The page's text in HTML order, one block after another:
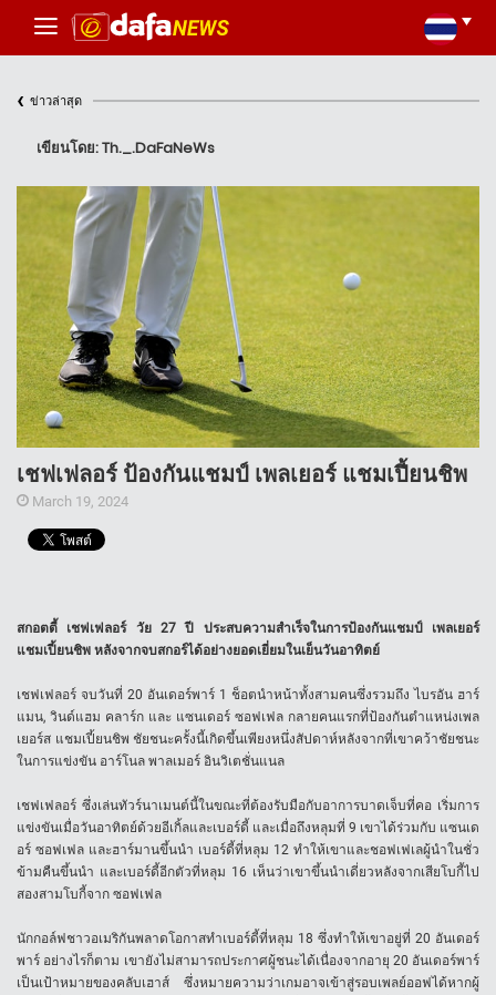
‹ ข่าวล่าสุด
เขียนโดย: Th._.DaFaNeWs
เชฟเฟลอร์ ป้องกันแชมป์ เพลเยอร์ แชมเปี้ยนชิพ
March 19, 2024
สกอตตี้ เชฟเฟลอร์ วัย 27 ปี ประสบความสำเร็จในการป้องกันแชมป์ เพลเยอร์
แชมเปี้ยนชิพ หลังจากจบสกอร์ได้อย่างยอดเยี่ยมในเย็นวันอาทิตย์
เชฟเฟลอร์ จบวันที่ 20 อันเดอร์พาร์ 1 ช็อตนำหน้าทั้งสามคนซึ่งรวมถึง ไบรอัน ฮาร์
แมน, วินด์แฮม คลาร์ก และ แซนเดอร์ ซอฟเฟล กลายคนแรกที่ป้องกันตำแหน่งเพล
เยอร์ส แชมเปี้ยนชิพ ชัยชนะครั้งนี้เกิดขึ้นเพียงหนึ่งสัปดาห์หลังจากที่เขาคว้าชัยชนะ
ในการแข่งขัน อาร์โนล พาลเมอร์ อินวิเตชั่นแนล
เชฟเฟลอร์ ซึ่งเล่นทัวร์นาเมนต์นี้ในขณะที่ต้องรับมือกับอาการบาดเจ็บที่คอ เริ่มการ
แข่งขันเมื่อวันอาทิตย์ด้วยอีเกิ้ลและเบอร์ดี้ และเมื่อถึงหลุมที่ 9 เขาได้ร่วมกับ แซนเด
อร์ ซอฟเฟล และฮาร์มานขึ้นนำ เบอร์ดี้ที่หลุม 12 ทำให้เขาและชอฟเฟเลผู้นำในชั่ว
ข้ามคืนขึ้นนำ และเบอร์ดี้อีกตัวที่หลุม 16 เห็นว่าเขาขึ้นนำเดี่ยวหลังจากเสียโบกี้ไป
สองสามโบกี้จาก ซอฟเฟล
นักกอล์ฟชาวอเมริกันพลาดโอกาสทำเบอร์ดี้ที่หลุม 18 ซึ่งทำให้เขาอยู่ที่ 20 อันเดอร์
พาร์ อย่างไรก็ตาม เขายังไม่สามารถประกาศผู้ชนะได้เนื่องจากอายุ 20 อันเดอร์พาร์
เป็นเป้าหมายของคลับเฮาส์ ซึ่งหมายความว่าเกมอาจเข้าสู่รอบเพลย์ออฟได้หากผู้